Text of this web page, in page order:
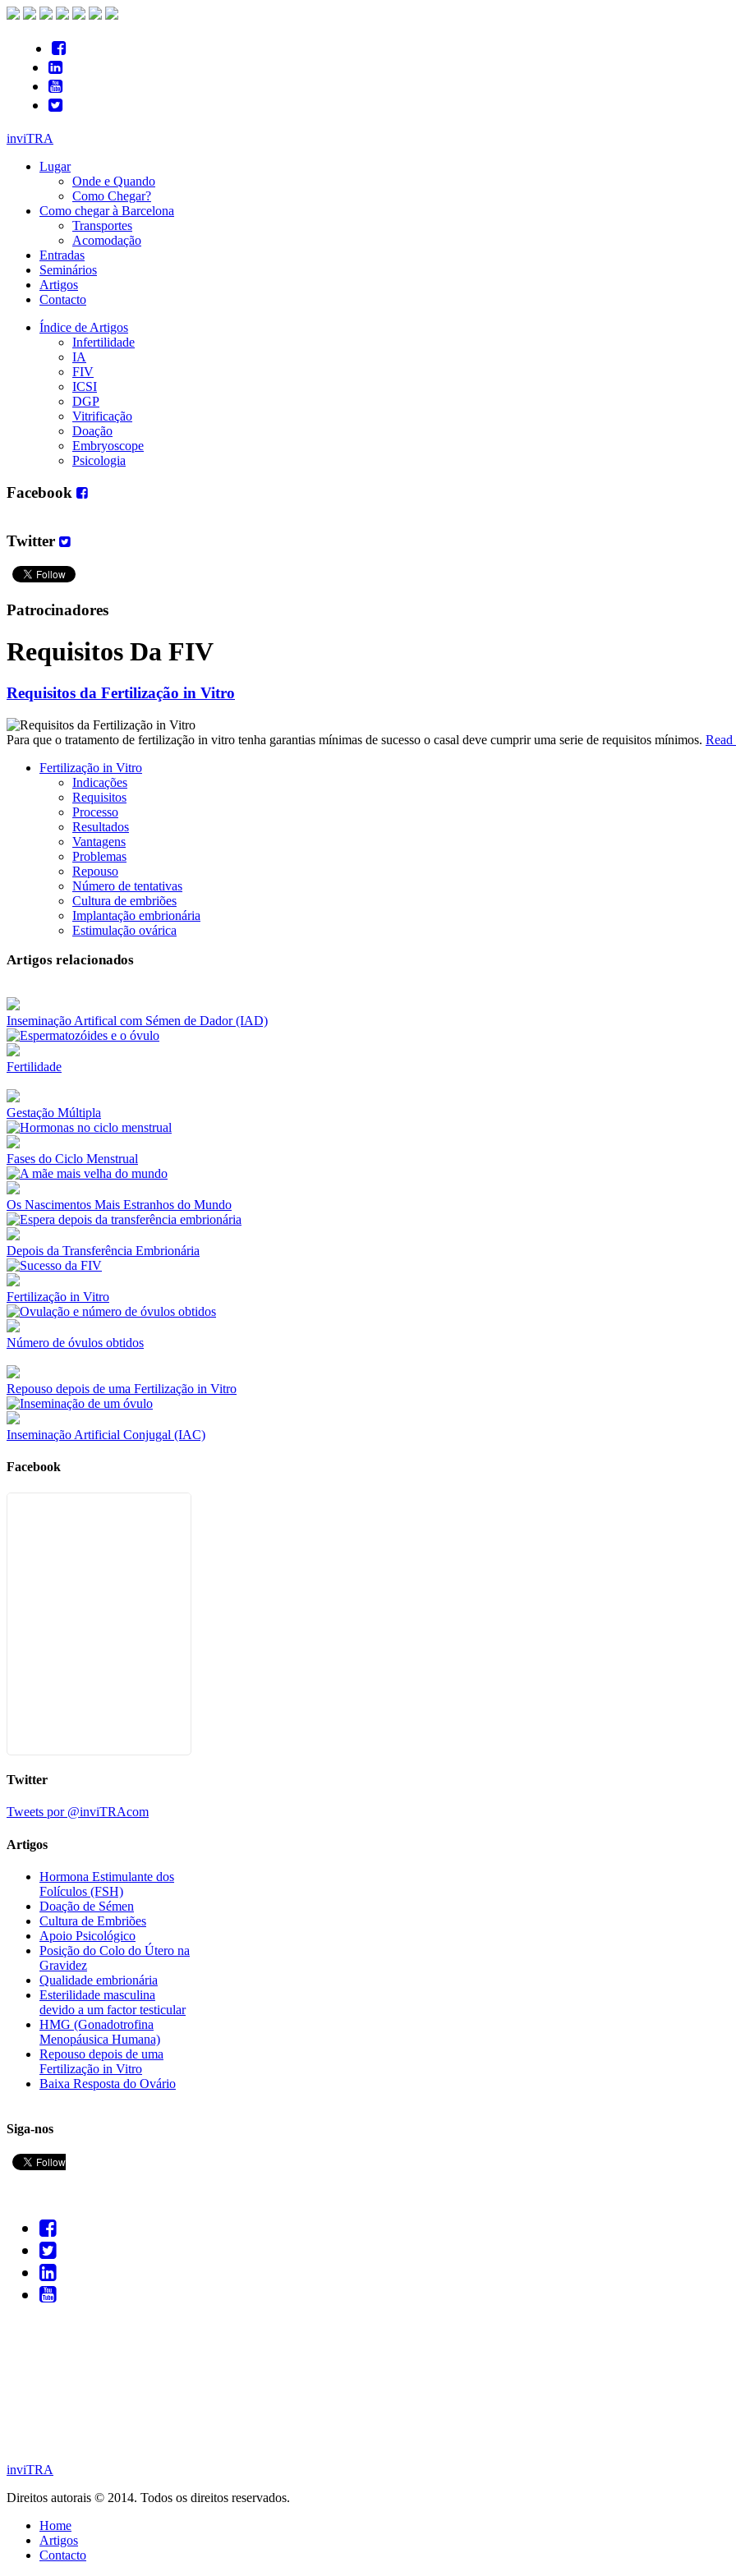
inviTRA
Lugar
Onde e Quando
Como Chegar?
Como chegar à Barcelona
Transportes
Acomodação
Entradas
Seminários
Artigos
Contacto
Índice de Artigos
Infertilidade
IA
FIV
ICSI
DGP
Vitrificação
Doação
Embryoscope
Psicologia
Facebook
Twitter
Patrocinadores
Requisitos Da FIV
Requisitos da Fertilização in Vitro
Para que o tratamento de fertilização in vitro tenha garantias mínimas de sucesso o casal deve cumprir uma serie de requisitos mínimos. Read
Fertilização in Vitro
Indicações
Requisitos
Processo
Resultados
Vantagens
Problemas
Repouso
Número de tentativas
Cultura de embriões
Implantação embrionária
Estimulação ovárica
Artigos relacionados
Inseminação Artifical com Sémen de Dador (IAD)
Fertilidade
Gestação Múltipla
Fases do Ciclo Menstrual
Os Nascimentos Mais Estranhos do Mundo
Depois da Transferência Embrionária
Fertilização in Vitro
Número de óvulos obtidos
Repouso depois de uma Fertilização in Vitro
Inseminação Artificial Conjugal (IAC)
Facebook
Twitter
Tweets por @inviTRAcom
Artigos
Hormona Estimulante dos
Folículos (FSH)
Doação de Sémen
Cultura de Embriões
Apoio Psicológico
Posição do Colo do Útero na
Gravidez
Qualidade embrionária
Esterilidade masculina
devido a um factor testicular
HMG (Gonadotrofina
Menopáusica Humana)
Repouso depois de uma
Fertilização in Vitro
Baixa Resposta do Ovário
Siga-nos
inviTRA
Direitos autorais © 2014. Todos os direitos reservados.
Home
Artigos
Contacto